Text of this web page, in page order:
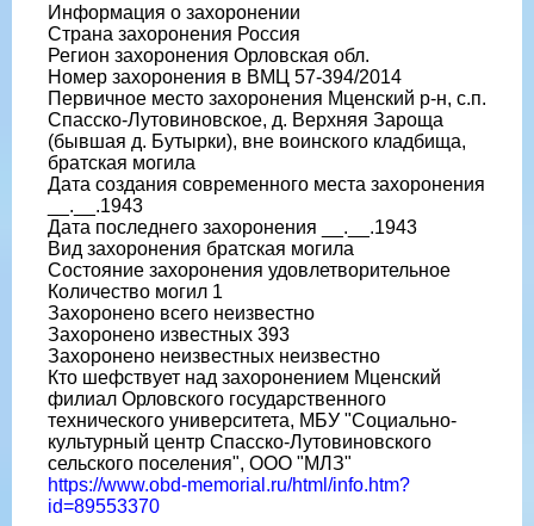
Информация о захоронении
Страна захоронения Россия
Регион захоронения Орловская обл.
Номер захоронения в ВМЦ 57-394/2014
Первичное место захоронения Мценский р-н, с.п.
Спасско-Лутовиновское, д. Верхняя Зароща
(бывшая д. Бутырки), вне воинского кладбища,
братская могила
Дата создания современного места захоронения
__.__.1943
Дата последнего захоронения __.__.1943
Вид захоронения братская могила
Состояние захоронения удовлетворительное
Количество могил 1
Захоронено всего неизвестно
Захоронено известных 393
Захоронено неизвестных неизвестно
Кто шефствует над захоронением Мценский
филиал Орловского государственного
технического университета, МБУ "Социально-
культурный центр Спасско-Лутовиновского
сельского поселения", ООО "МЛЗ"
https://www.obd-memorial.ru/html/info.htm?
id=89553370